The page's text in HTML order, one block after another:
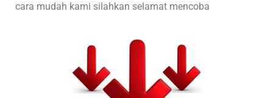
cara mudah kami silahkan selamat mencoba